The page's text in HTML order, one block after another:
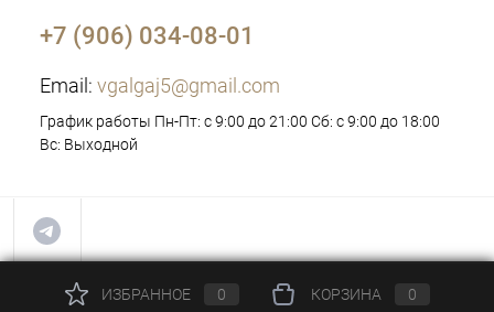
+7 (906) 034-08-01
Email: vgalgaj5@gmail.com
График работы Пн-Пт: с 9:00 до 21:00 Сб: с 9:00 до 18:00
Вс: Выходной
ИЗБРАННОЕ 0 КОРЗИНА 0